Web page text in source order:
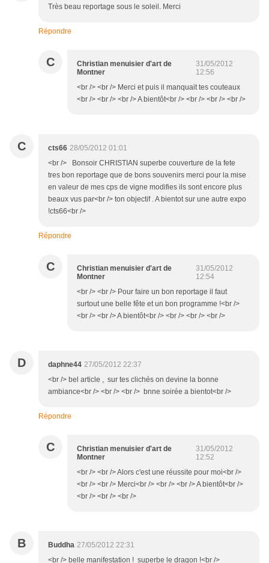
Très beau reportage sous le soleil. Merci
Répondre
C
Christian menuisier d'art de
Montner
31/05/2012
12:56
<br /> <br /> Merci et puis il manquait tes couteaux
<br /> <br /> <br /> A bientôt<br /> <br /> <br /> <br />
C cts66 28/05/2012 01:01
<br /> Bonsoir CHRISTIAN superbe couverture de la fete
tres bon reportage que de bons souvenirs merci pour la mise
en valeur de mes cps de vigne modifies ils sont encore plus
beaux vus par<br /> ton objectif . A bientot sur une autre expo
!cts66<br />
Répondre
C
Christian menuisier d'art de
Montner
31/05/2012
12:54
<br /> <br /> Pour faire un bon reportage il faut
surtout une belle fête et un bon programme !<br />
<br /> <br /> A bientôt<br /> <br /> <br /> <br />
D daphne44 27/05/2012 22:37
<br /> bel article , sur tes clichés on devine la bonne
ambiance<br /> <br /> <br /> bnne soirée a bientot<br />
Répondre
C
Christian menuisier d'art de
Montner
31/05/2012
12:52
<br /> <br /> Alors c'est une réussite pour moi<br />
<br /> <br /> Merci<br /> <br /> <br /> A bientôt<br />
<br /> <br /> <br />
B Buddha 27/05/2012 22:31
<br /> belle manifestation ! superbe le dragon !<br />